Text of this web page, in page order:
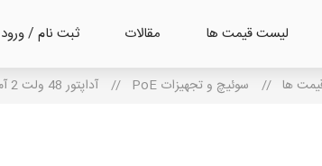
لیست قیمت ها مقالات ثبت نام / ورود
ها / سوئیچ و تجهیزات PoE / آداپتور 48 ولت 2 آمپر POE